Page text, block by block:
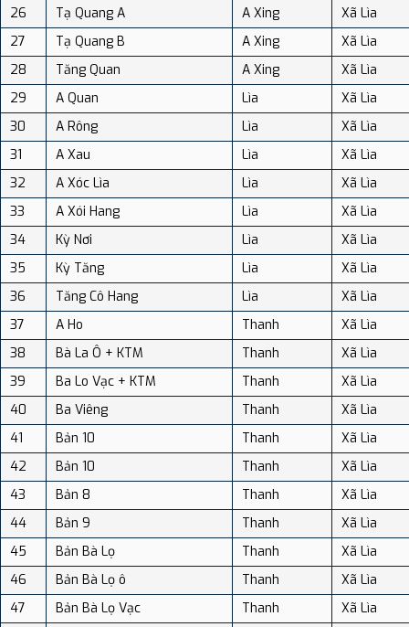
26 Tạ Quang A A Xing
Xã Lìa
27
Tạ Quang B A Xing
Xã Lìa
28
Tăng Quan A Xing
Xã Lìa
29
A Quan Lìa
Xã Lìa
30
A Rông Lìa
Xã Lìa
31
A Xau Lìa
Xã Lìa
32
A Xóc Lìa Lìa
Xã Lìa
33
A Xói Hang Lìa
Xã Lìa
34
Kỳ Nơi Lìa
Xã Lìa
35
Kỳ Tăng Lìa
Xã Lìa
36
Tăng Cô Hang Lìa
Xã Lìa
37
A Ho Thanh
Xã Lìa
38
Bà La Ô + KTM Thanh
Xã Lìa
39
Ba Lo Vạc + KTM Thanh
Xã Lìa
40
Ba Viêng Thanh
Xã Lìa
41
Bản 10 Thanh
Xã Lìa
42
Bản 10 Thanh
Xã Lìa
43
Bản 8 Thanh
Xã Lìa
44
Bản 9 Thanh
Xã Lìa
45
Bản Bà Lọ Thanh
Xã Lìa
46
Bản Bà Lọ ô Thanh
Xã Lìa
47
Bản Bà Lọ Vạc Thanh
Xã Lìa